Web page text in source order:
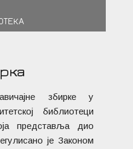
збирке у
библиотеци
представља дио
је Законом